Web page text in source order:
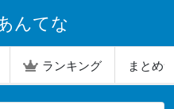
んてな
ランキング まとめ